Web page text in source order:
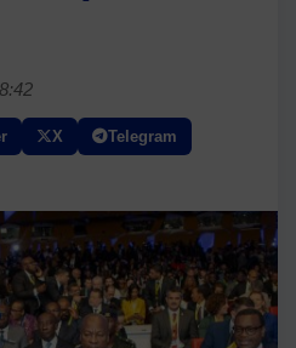
X Telegram